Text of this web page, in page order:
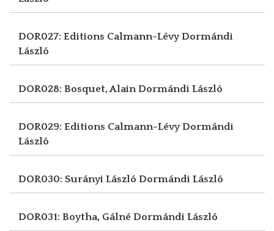
DOR027: Editions Calmann-LévyDormándi
László
DOR028: Bosquet, AlainDormándi László
DOR029: Editions Calmann-LévyDormándi
László
DOR030: Surányi László Dormándi László
DOR031: Boytha, Gálné Dormándi László